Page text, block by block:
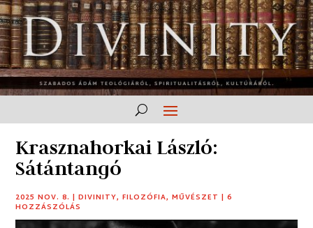
Krasznahorkai László:
Sátántangó
2025 NOV. 8. |DIVINITY,FILOZÓFIA,MŰVÉSZET |6
HOZZÁSZÓLÁS